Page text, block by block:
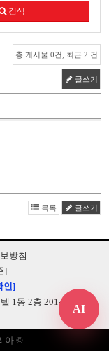
검색
총 게시물 0건, 최근 2 건
글쓰기
목록 글쓰기
방침
]
인]
1동 2층 201-B248
아 ©
AI